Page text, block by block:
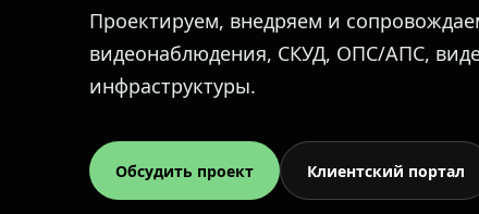
Проектируем, внедряем и
видеонаблюдения, СКУД, ОПС/АПС,
инфраструктуры.
Обсудить проект Клиентский портал